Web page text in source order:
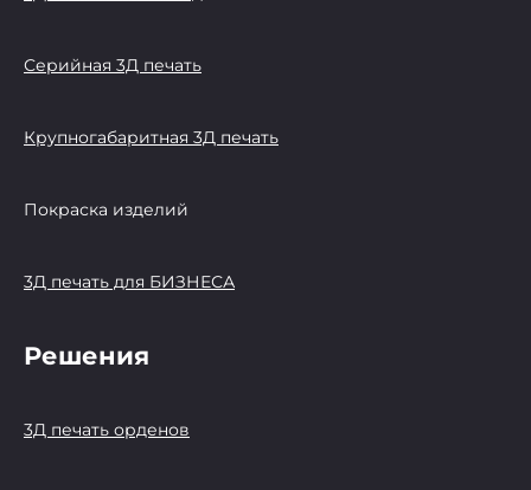
Серийная 3Д печать
Крупногабаритная 3Д печать
Покраска изделий
3Д печать для БИЗНЕСА
Решения
3Д печать орденов